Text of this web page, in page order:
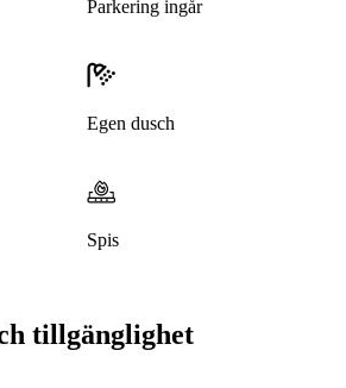
Parkering ingår
Egen dusch
Spis
tillgänglighet